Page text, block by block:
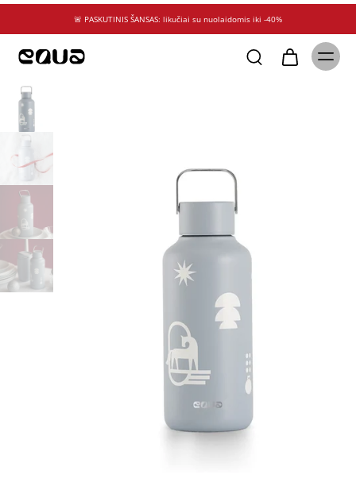
🚨 PASKUTINIS ŠANSAS: likučiai su nuolaidomis iki -40%